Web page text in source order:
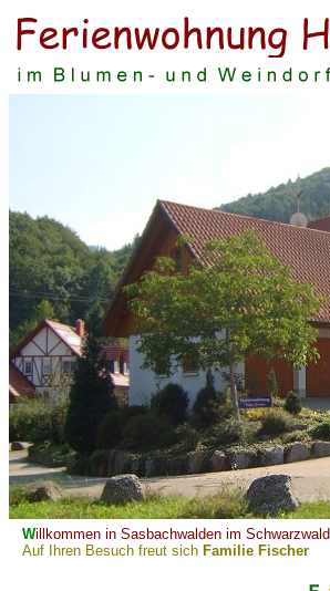
Willkommen in Sasbachwalden im Schwarzwald
Auf Ihren Besuch freut sich Familie Fischer